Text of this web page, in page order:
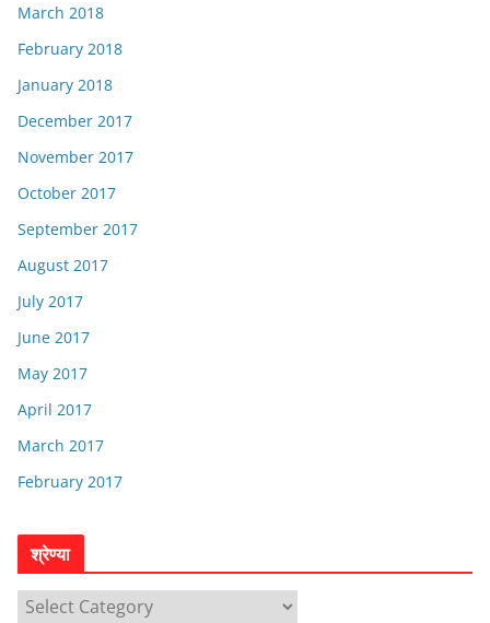
March 2018
February 2018
January 2018
December 2017
November 2017
October 2017
September 2017
August 2017
July 2017
June 2017
May 2017
April 2017
March 2017
February 2017
श्रेण्या
श्रे